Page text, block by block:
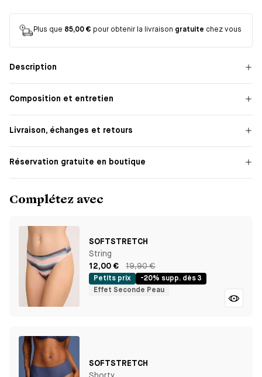
Plus que 85,00 € pour obtenir la livraison gratuite chez vous
Description
Composition et entretien
Livraison, échanges et retours
Réservation gratuite en boutique
Complétez avec
SOFTSTRETCH
String
12,00 €
19,90 €
Petits prix
-20% supp. dès 3
Effet Seconde Peau
SOFTSTRETCH